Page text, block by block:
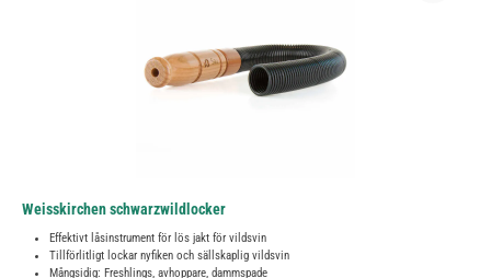
Weisskirchen schwarzwildlocker
Effektivt låsinstrument för lös jakt för vildsvin
Tillförlitligt lockar nyfiken och sällskaplig vildsvin
Mångsidig: Freshlings, avhoppare, dammspade